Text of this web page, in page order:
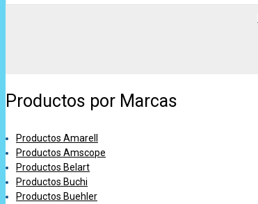
Productos por Marcas
Productos Amarell
Productos Amscope
Productos Belart
Productos Buchi
Productos Buehler